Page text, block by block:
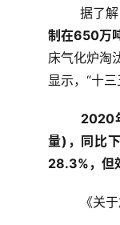
据了解
制在650万
床气化炉淘
显示，“十
2020
量)，同比
28.3%，但
《关